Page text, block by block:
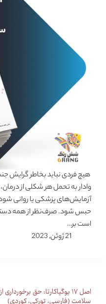
هیچ فردی نباید بخاطر گرایش
وادار به تحمل هر شکلی از
آزمایش‌های پزشکی یا روانی
حبس شود. صرف‌نظر از همه
است بر…
21 ژوئن, 2023
اصل ۱۷ یوگیاکارتا: حق